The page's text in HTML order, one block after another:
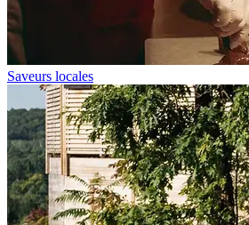
Saveurs locales